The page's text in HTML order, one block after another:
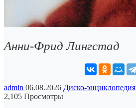
Анни-Фрид Лингстад
admin 06.08.2026 Диско-энциклопедия
2,105 Просмотры